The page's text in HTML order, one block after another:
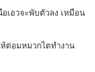
เอวจะพับตัวลง เหมือน
ต่อมหมวกไตทำงาน